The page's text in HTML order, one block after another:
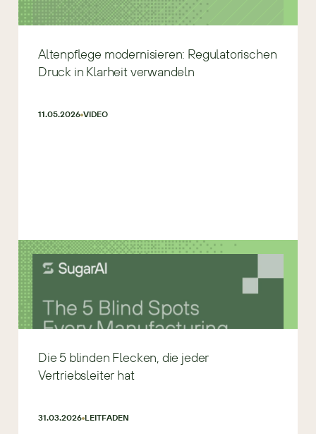
Altenpflege modernisieren: Regulatorischen
Druck in Klarheit verwandeln
11.05.2026 VIDEO
Die 5 blinden Flecken, die jeder
Vertriebsleiter hat
31.03.2026 LEITFADEN